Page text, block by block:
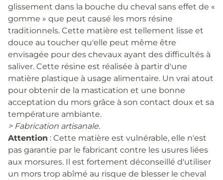
glissement dans la bouche du cheval sans effet de «
gomme » que peut causé les mors résine
traditionnels. Cette matière est tellement lisse et
douce au toucher qu'elle peut même être
envisagée pour des chevaux ayant des difficultés à
saliver. Cette résine est réalisée à partir d'une
matière plastique à usage alimentaire. Un vrai atout
pour obtenir de la mastication et une bonne
acceptation du mors grâce à son contact doux et sa
température ambiante.
> Fabrication artisanale.
Attention : Cette matière est vulnérable, elle n'est
pas garantie par le fabricant contre les usures liées
aux morsures. Il est fortement déconseillé d'utiliser
un mors trop abîmé au risque de blesser le cheval